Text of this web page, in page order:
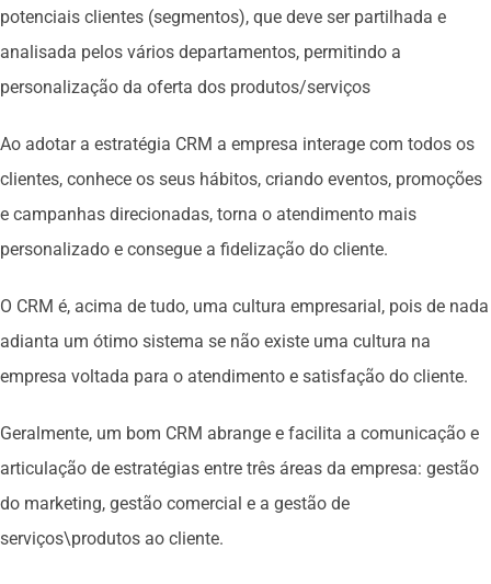
potenciais clientes (segmentos), que deve ser partilhada e
analisada pelos vários departamentos, permitindo a
personalização da oferta dos produtos/serviços
Ao adotar a estratégia CRM a empresa interage com todos os
clientes, conhece os seus hábitos, criando eventos, promoções
e campanhas direcionadas, torna o atendimento mais
personalizado e consegue a fidelização do cliente.
O CRM é, acima de tudo, uma cultura empresarial, pois de nada
adianta um ótimo sistema se não existe uma cultura na
empresa voltada para o atendimento e satisfação do cliente.
Geralmente, um bom CRM abrange e facilita a comunicação e
articulação de estratégias entre três áreas da empresa: gestão
do marketing, gestão comercial e a gestão de
serviços\produtos ao cliente.